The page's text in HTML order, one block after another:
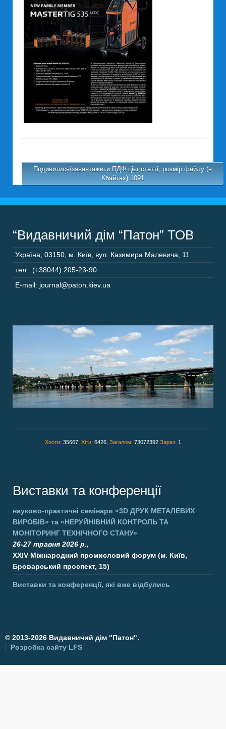
Подивитися/завантажити ПДФ цієї статті, розмір файлу (в
Кбайтах):1091
“Видавничий дім “Патон” ТОВ
Україна, 03150, м. Київ, вул. Казимира Малевича, 11
тел.: (+38044) 205-23-90
E-mail: journal@paton.kiev.ua
Хости: 35667, Хіти: 6426, Загалом: 73072392 Зараз: 1
Виставки та конференції
науково-практичні семінари «3D ДРУК МЕТАЛЕВИХ
ВИРОБІВ» та «НЕРУЙНІВНИЙ КОНТРОЛЬ ТА
МОНІТОРИНГ ТЕХНІЧНОГО СТАНУ»
26-27 травня 2026 р.,
XXIV Міжнародний промисловий форум (м. Київ,
Броварський проспект, 15)
Виставки та конференції, які вже відбулись
© 2013-2026 Видавничий дім "Патон".
Розробка сайту LFS